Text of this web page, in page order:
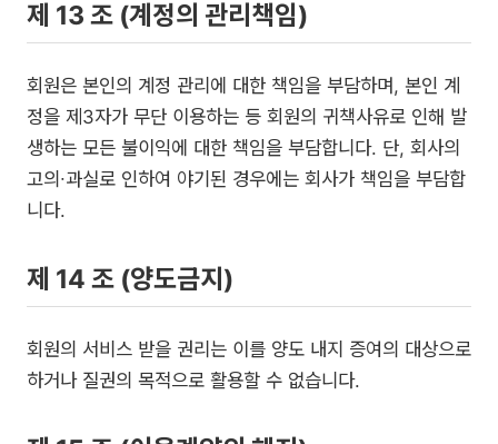
제 13 조 (계정의 관리책임)
회원은 본인의 계정 관리에 대한 책임을 부담하며, 본인 계
정을 제3자가 무단 이용하는 등 회원의 귀책사유로 인해 발
생하는 모든 불이익에 대한 책임을 부담합니다. 단, 회사의
고의∙과실로 인하여 야기된 경우에는 회사가 책임을 부담합
니다.
제 14 조 (양도금지)
회원의 서비스 받을 권리는 이를 양도 내지 증여의 대상으로
하거나 질권의 목적으로 활용할 수 없습니다.